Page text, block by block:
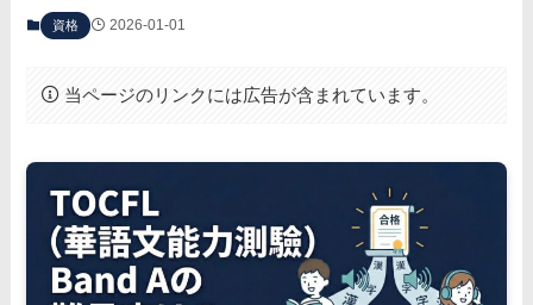
資格 2026-01-01
当ページのリンクには広告が含まれています。